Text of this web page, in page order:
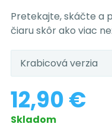
Pretekajte, skáčte a
čiaru skôr ako viac
Krabicová verzia
12,90 €
Skladom